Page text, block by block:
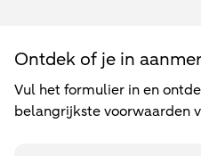
Ontdek of je in
Vul het formulier in en
belangrijkste voorwaarden